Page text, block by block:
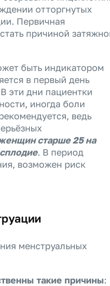
отторгнутых
Первичная
причиной
быть индикатором
в первый день
эти дни пациентки
иногда боли
ведь
старше 25 на
. В период
возможен риск
менструальных
такие причины: